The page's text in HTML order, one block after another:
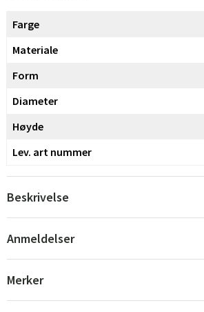
Sverige
Farge
Materiale
Form
Diameter
Høyde
Lev. art nummer
Beskrivelse
Anmeldelser
Merker